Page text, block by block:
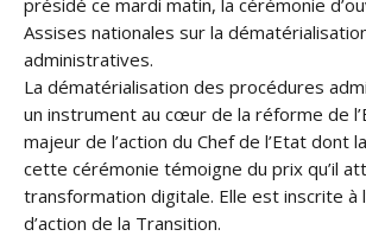
présidé ce mardi matin, la cérémonie
Assises nationales sur la
administratives.
La dématérialisation des procédures
un instrument au cœur de la réforme de
majeur de l’action du Chef de l’Etat dont
cette cérémonie témoigne du prix qu’il
transformation digitale. Elle est inscrite à
d’action de la Transition.